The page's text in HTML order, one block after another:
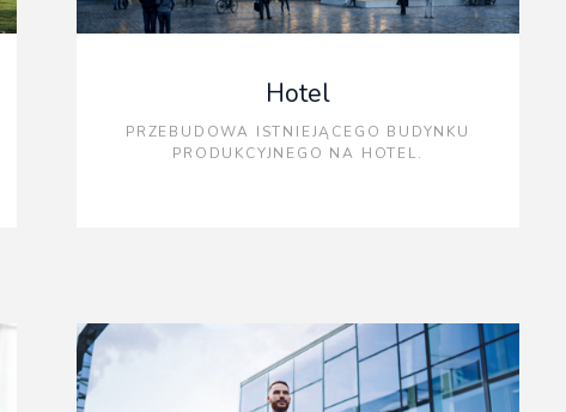
Hotel
PRZEBUDOWA ISTNIEJĄCEGO BUDYNKU
PRODUKCYJNEGO NA HOTEL.